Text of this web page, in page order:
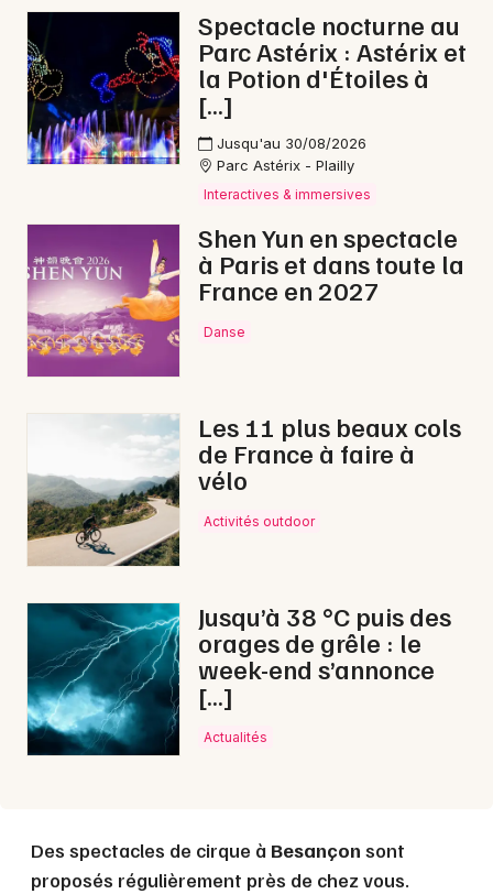
Cirque en Bourgogne-Franche-Comté
Newsletter des sorties
Artistes en tournée
Actus à Besançon
Magazine à Besançon
25 - Doubs
Mon email
Spectacle nocturne au
Parc Astérix : Astérix et
la Potion d'Étoiles à
[…]
Jusqu'au 30/08/2026
Parc Astérix - Plailly
Interactives & immersives
Shen Yun en spectacle
à Paris et dans toute la
France en 2027
Danse
Les 11 plus beaux cols
de France à faire à
vélo
Activités outdoor
Jusqu’à 38 °C puis des
orages de grêle : le
week-end s’annonce
[…]
Actualités
Des spectacles de cirque à Besançon sont
proposés régulièrement près de chez vous.